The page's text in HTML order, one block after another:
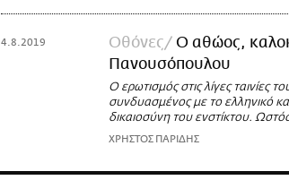
4.8.2019 Οθόνες
Ο αθώος,
Πανουσόπουλου
Ο ερωτισμός στις λίγες ταινίες
συνδυασμένος με το ελληνικό
δικαιοσύνη του ενστίκτου.
ΧΡΗΣΤΟΣ ΠΑΡΙΔΗΣ